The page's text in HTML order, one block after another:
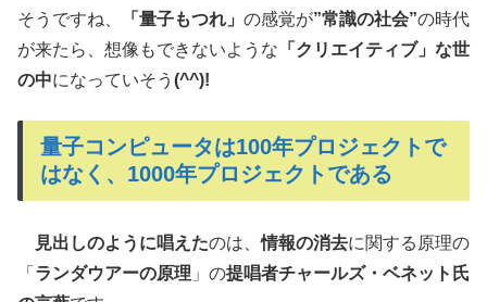
そうですね、 「量子もつれ」 の感覚が”常識の社会”の時代
が来たら、想像もできないような 「クリエイティブ」な世
の中になっていそう (^^)!
量子コンピュータは100年プロジェクトで
はなく、1000年プロジェクトである
見出しのように唱えたのは、情報の消去に関する原理の
「 ランダウアーの原理 」の提唱者チャールズ・ベネット氏